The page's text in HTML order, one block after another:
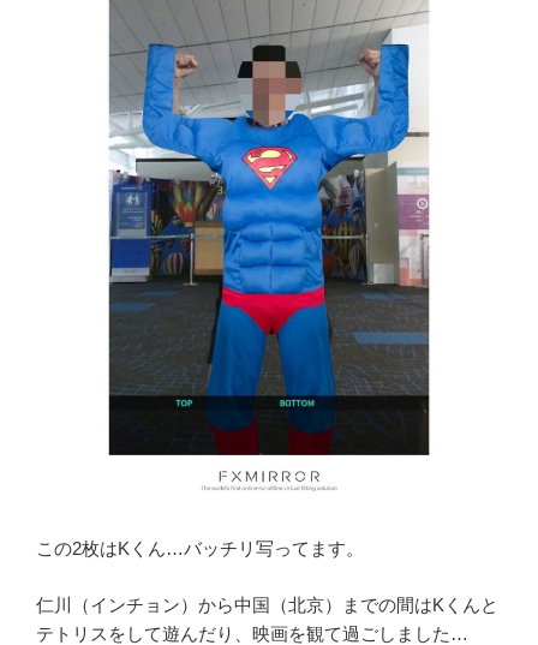
この2枚はKくん…バッチリ写ってます。
仁川（インチョン）から中国（北京）までの間はKくんと
テトリスをして遊んだり、映画を観て過ごしました…